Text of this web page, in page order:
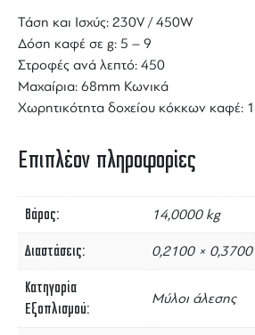
Τάση και Ισχύς: 230V / 450W
Δόση καφέ σε g: 5 – 9
Στροφές ανά λεπτό: 450
Μαχαίρια: 68mm Κωνικά
Χωρητικότητα δοχείου κόκκων καφέ:
Επιπλέον πληροφορίες
Βάρος 14,0000 kg
Διαστάσεις 0,2100 ×
Κατηγορία
Εξοπλισμού
Μύλοι άλεσης